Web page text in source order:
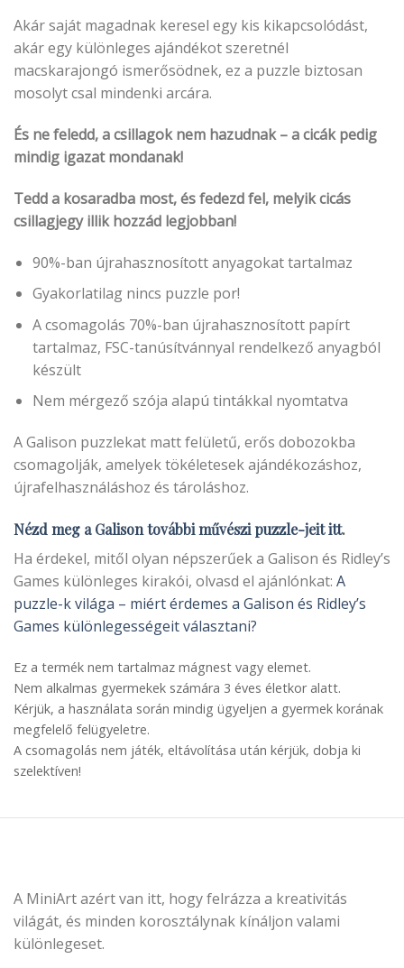
Akár saját magadnak keresel egy kis kikapcsolódást,
akár egy különleges ajándékot szeretnél
macskarajongó ismerősödnek, ez a puzzle biztosan
mosolyt csal mindenki arcára.
És ne feledd, a csillagok nem hazudnak – a cicák pedig
mindig igazat mondanak!
Tedd a kosaradba most, és fedezd fel, melyik cicás
csillagjegy illik hozzád legjobban!
90%-ban újrahasznosított anyagokat tartalmaz
Gyakorlatilag nincs puzzle por!
A csomagolás 70%-ban újrahasznosított papírt
tartalmaz, FSC-tanúsítvánnyal rendelkező anyagból
készült
Nem mérgező szója alapú tintákkal nyomtatva
A Galison puzzlekat matt felületű, erős dobozokba
csomagolják, amelyek tökéletesek ajándékozáshoz,
újrafelhasználáshoz és tároláshoz.
Nézd meg a Galison továbbiművészipuzzle-jeit itt.
Ha érdekel, mitől olyan népszerűek a Galison és Ridley’s
Games különleges kirakói, olvasd el ajánlónkat: A
puzzle-k világa – miért érdemes a Galison és Ridley’s
Games különlegességeit választani?
Ez a termék nem tartalmaz mágnest vagy elemet.
Nem alkalmas gyermekek számára 3 éves életkor alatt.
Kérjük, a használata során mindig ügyeljen a gyermek korának
megfelelő felügyeletre.
A csomagolás nem játék, eltávolítása után kérjük, dobja ki
szelektíven!
A MiniArt azért van itt, hogy felrázza a kreativitás
világát, és minden korosztálynak kínáljon valami
különlegeset.